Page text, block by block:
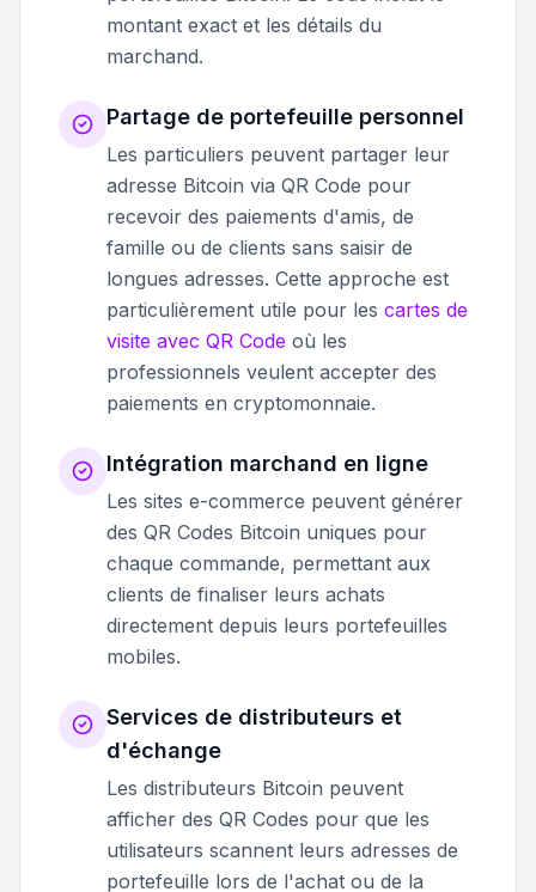
montant exact et les détails du
marchand.
Partage de portefeuille personnel
Les particuliers peuvent partager leur
adresse Bitcoin via QR Code pour
recevoir des paiements d'amis, de
famille ou de clients sans saisir de
longues adresses. Cette approche est
particulièrement utile pour les cartes de
visite avec QR Code où les
professionnels veulent accepter des
paiements en cryptomonnaie.
Intégration marchand en ligne
Les sites e-commerce peuvent générer
des QR Codes Bitcoin uniques pour
chaque commande, permettant aux
clients de finaliser leurs achats
directement depuis leurs portefeuilles
mobiles.
Services de distributeurs et
d'échange
Les distributeurs Bitcoin peuvent
afficher des QR Codes pour que les
utilisateurs scannent leurs adresses de
portefeuille lors de l'achat ou de la